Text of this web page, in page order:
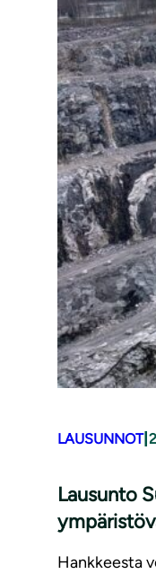
LAUSUNNOT|
Lausunto
Hankkeesta